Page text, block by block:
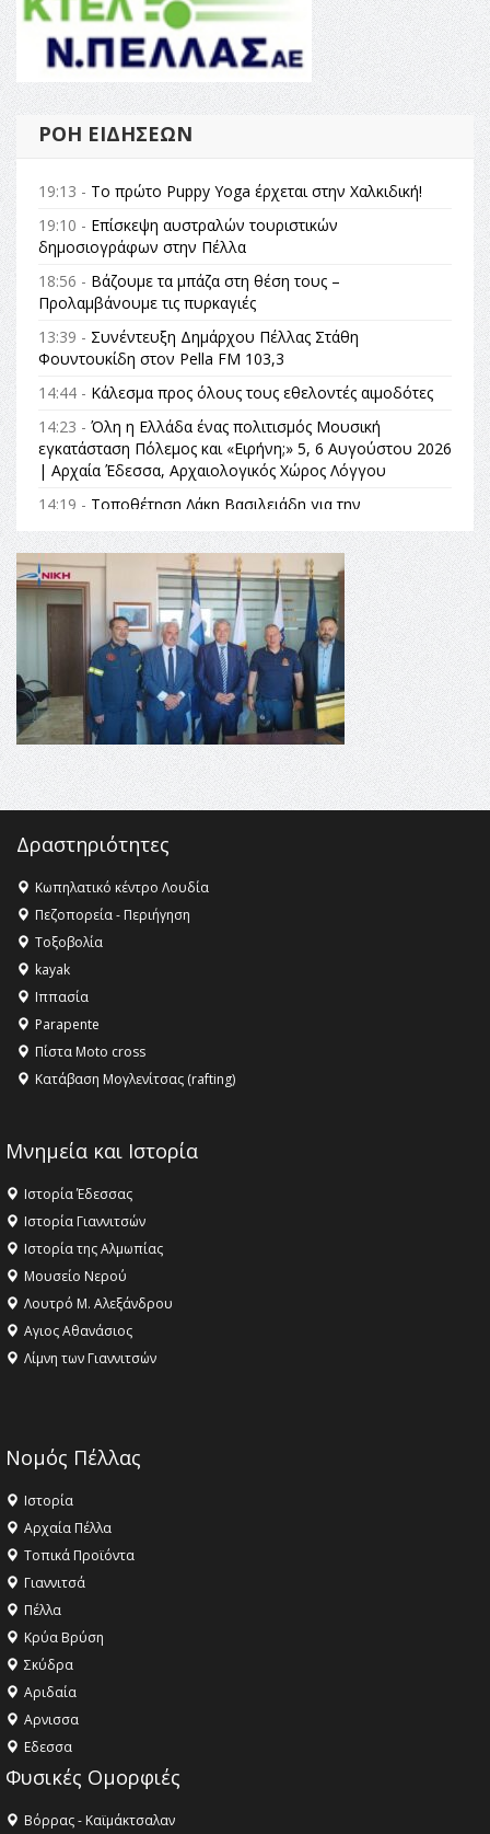
ΡΟΉ ΕΙΔΉΣΕΩΝ
19:13 - Το πρώτο Puppy Yoga έρχεται στην Χαλκιδική!
19:10 - Επίσκεψη αυστραλών τουριστικών
δημοσιογράφων στην Πέλλα
18:56 - Βάζουμε τα μπάζα στη θέση τους –
Προλαμβάνουμε τις πυρκαγιές
13:39 - Συνέντευξη Δημάρχου Πέλλας Στάθη
Φουντουκίδη στον Pella FM 103,3
14:44 - Κάλεσμα προς όλους τους εθελοντές αιμοδότες
14:23 - Όλη η Ελλάδα ένας πολιτισμός Μουσική
εγκατάσταση Πόλεμος και «Ειρήνη;» 5, 6 Αυγούστου 2026
| Αρχαία Έδεσσα, Αρχαιολογικός Χώρος Λόγγου
14:19 - Τοποθέτηση Λάκη Βασιλειάδη για την
Αναθεώρηση του Συντάγματος: «Σε τέτοιες κορυφαίες
θεσμικές διαδικασίες υπάρχει μόνο η ευθύνη απέναντι
στις επόμενες γενιές»
16:35 - Το πρόγραμμα του ΠΑΟΚ στον δεύτερο γύρο του
Champions League!
16:27 -Όλυμπος: Εντάχθηκε στον Κατάλογο Παγκόσμιας
Κληρονομιάς της UNESCO – Ομόφωνη η απόφαση Ο
Όλυμπος αναγνωρίστηκε ως φυσικό και πολιτιστικό
αγαθό εξέχουσας οικουμενικής αξίας για την
ανθρωπότητα
16:18 -
ΕΝΟΡΙΑΚΕΣ ΚΑΛΟΚΑΙΡΙΝΕΣ ΔΡΑΣΕΙΣ ΓΙΑ ΠΑΙΔΙΑ
ΣΤΗΝ ΕΔΕΣΣΑ
Δραστηριότητες
Κωπηλατικό κέντρο Λουδία
Πεζοπορεία - Περιήγηση
Τοξοβολία
kayak
Ιππασία
Parapente
Πίστα Moto cross
Κατάβαση Μογλενίτσας (rafting)
Μνημεία και Ιστορία
Ιστορία Έδεσσας
Ιστορία Γιαννιτσών
Ιστορία της Αλμωπίας
Μουσείο Νερού
Λουτρό Μ. Αλεξάνδρου
Αγιος Αθανάσιος
Λίμνη των Γιαννιτσών
Νομός Πέλλας
Ιστορία
Αρχαία Πέλλα
Τοπικά Προϊόντα
Γιαννιτσά
Πέλλα
Κρύα Βρύση
Σκύδρα
Αριδαία
Aρνισσα
Eδεσσα
Φυσικές Ομορφιές
Βόρρας - Καϊμάκτσαλαν